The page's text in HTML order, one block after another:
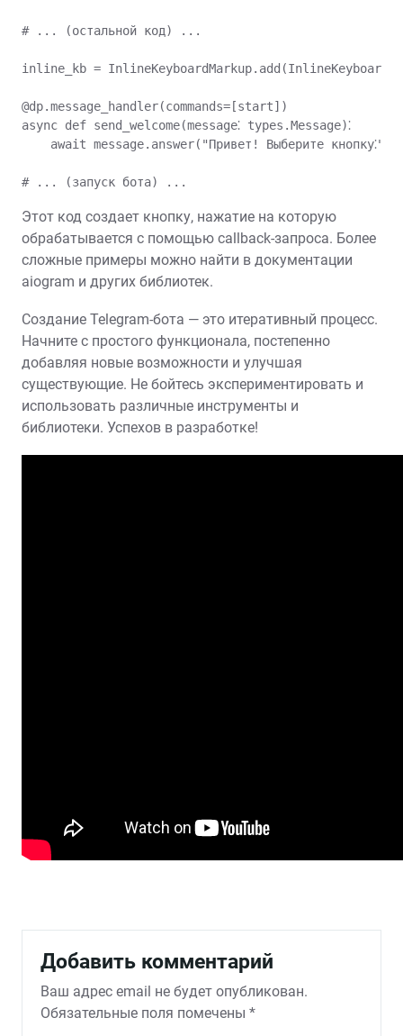
# ... (остальной код) ...
inline_kb =
@dp.message_handler(commands=[start])
async def send_welcome(message⁚ types.Message)⁚
await message.answer("Привет! Выберите кнопку⁚",
Этот код создает кнопку, нажатие на которую
обрабатывается с помощью callback-запроса. Более
сложные примеры можно найти в документации
aiogram и других библиотек.
Создание Telegram-бота — это итеративный процесс.
Начните с простого функционала, постепенно
добавляя новые возможности и улучшая
существующие. Не бойтесь экспериментировать и
использовать различные инструменты и
библиотеки. Успехов в разработке!
Добавить комментарий
Ваш адрес email не будет опубликован.
Обязательные поля помечены *